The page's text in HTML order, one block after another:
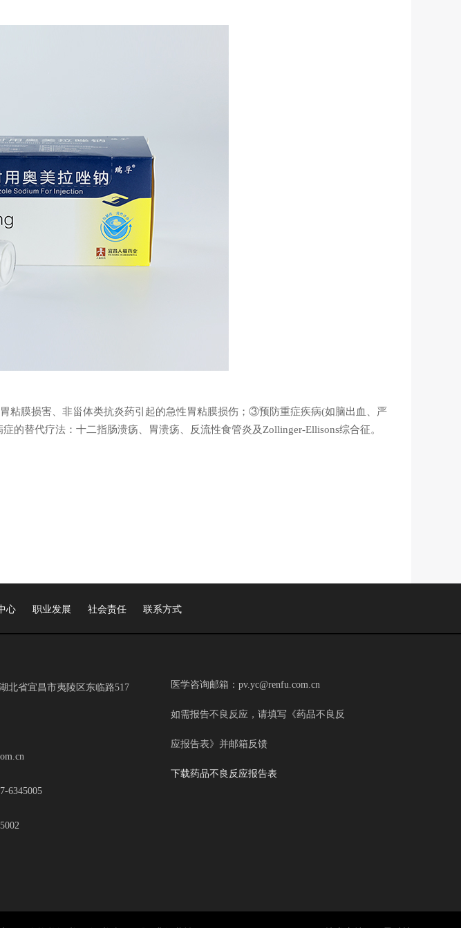
膜损害、非甾体类抗炎药引起的急性胃粘膜损伤；③预防重症疾病(如脑出血、严
替代疗法：十二指肠溃疡、胃溃疡、反流性食管炎及Zollinger-Ellisons综合征。
心 职业发展 社会责任 联系方式
北省宜昌市夷陵区东临路517
6345005
医学咨询邮箱：pv.yc@renfu.com.cn
如需报告不良反应，请填写《药品不良反
应报告表》并邮箱反馈
下载药品不良反应报告表